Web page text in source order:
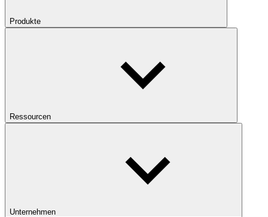
Produkte
Ressourcen
Unternehmen